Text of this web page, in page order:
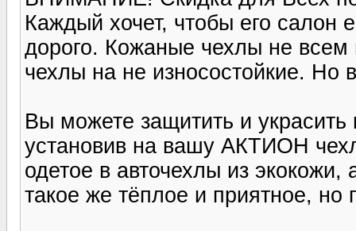
Каждый хочет, чтобы его
дорого. Кожаные чехлы не
чехлы на не износостойкие. Но
Вы можете защитить и
установив на вашу АКТИОН
одетое в авточехлы из
такое же тёплое и приятное,